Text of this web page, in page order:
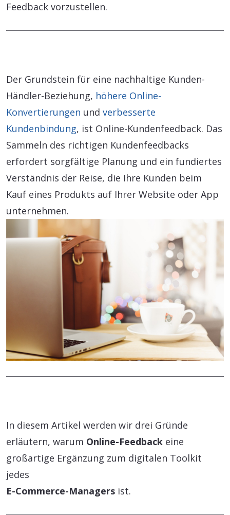
Feedback vorzustellen.
Der Grundstein für eine nachhaltige Kunden-
Händler-Beziehung, höhere Online-
Konvertierungen und verbesserte
Kundenbindung, ist Online-Kundenfeedback. Das
Sammeln des richtigen Kundenfeedbacks
erfordert sorgfältige Planung und ein fundiertes
Verständnis der Reise, die Ihre Kunden beim
Kauf eines Produkts auf Ihrer Website oder App
unternehmen.
In diesem Artikel werden wir drei Gründe
erläutern, warum Online-Feedback eine
großartige Ergänzung zum digitalen Toolkit
jedes
E-Commerce-Managers ist.